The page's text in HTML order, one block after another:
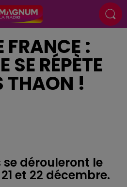
FRANCE :
SE RÉPÈTE
THAON !
se dérouleront le
et 22 décembre.